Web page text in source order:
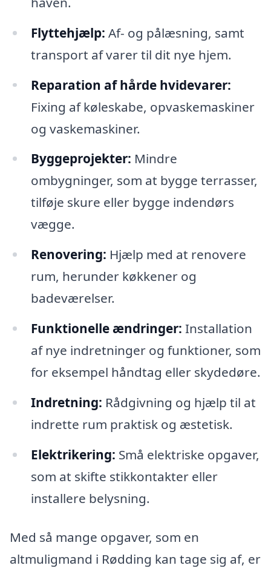
Flyttehjælp: Af- og pålæsning, samt
transport af varer til dit nye hjem.
Reparation af hårde hvidevarer:
Fixing af køleskabe, opvaskemaskiner
og vaskemaskiner.
Byggeprojekter: Mindre
ombygninger, som at bygge terrasser,
tilføje skure eller bygge indendørs
vægge.
Renovering: Hjælp med at renovere
rum, herunder køkkener og
badeværelser.
Funktionelle ændringer: Installation
af nye indretninger og funktioner, som
for eksempel håndtag eller skydedøre.
Indretning: Rådgivning og hjælp til at
indrette rum praktisk og æstetisk.
Elektrikering: Små elektriske opgaver,
som at skifte stikkontakter eller
installere belysning.
Med så mange opgaver, som en
altmuligmand i Rødding kan tage sig af, er